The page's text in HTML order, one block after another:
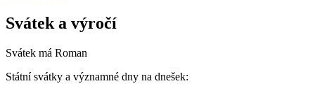
Svátek a výročí
Svátek má Roman
Státní svátky a významné dny na dnešek: